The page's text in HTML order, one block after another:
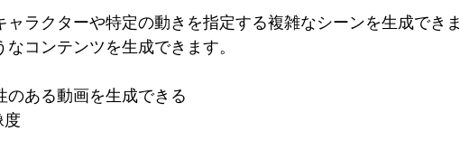
ラクターや特定の動きを指定する複雑なシーンを生成できま
コンテンツを生成できます。
ある動画を生成できる